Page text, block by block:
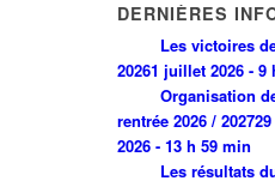
DERNIÈRES
Les victoires
20261 juillet 2026 - 9
Organisation
rentrée 2026 / 2027
2026 - 13 h 59 min
Les résultats